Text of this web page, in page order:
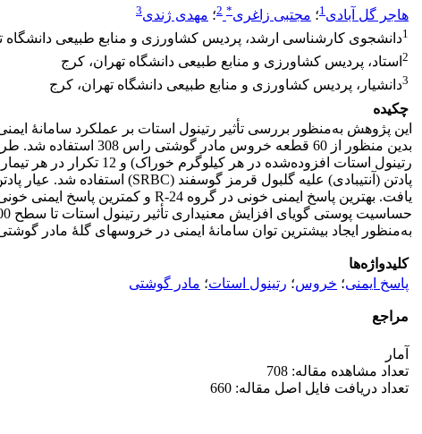
هاجر گل آبادی1؛ مجتبی زاغری*
2؛ مهدی ژندی3
1دانشجوی کارشناسی ارشد، پردیس کشاورزی و منابع طبیعی دانشگاه
2 استاد، پردیس کشاورزی و منابع طبیعی دانشگاه تهران، کرج
3دانشیار، پردیس کشاورزی و منابع طبیعی دانشگاه تهران، کرج
چکیده
این پژوهش به‌منظور بررسی تأثیر رتینول استات بر عملکرد سامانۀ
رتینول استات
به‌منظور ایجاد بیشترین توان سامانۀ ایمنی در خروس­های گلۀ مادر گوشتی است، که این میزان بالاتر از 12000 واحد
کلیدواژه‌ها
پاسخ ایمنی؛ خروس؛ رتینول استات؛ مادر گوشتی
مراجع
آمار
تعداد مشاهده مقاله: 708
تعداد دریافت فایل اصل مقاله: 660